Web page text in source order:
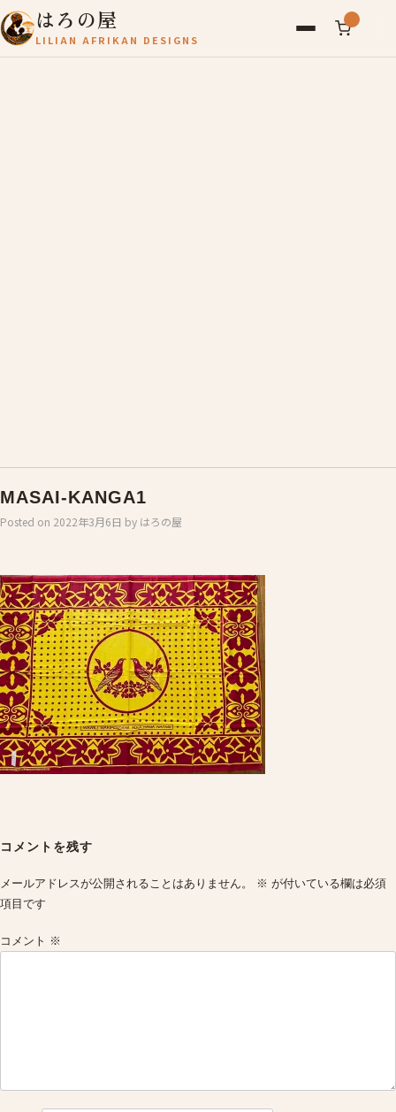
はろの屋
LILIAN AFRIKAN DESIGNS
MASAI-KANGA1
Posted on 2022年3月6日 by はろの屋
navigation
コメントを残す
メールアドレスが公開されることはありません。 ※ が付いている欄は必須
項目です
コメント ※